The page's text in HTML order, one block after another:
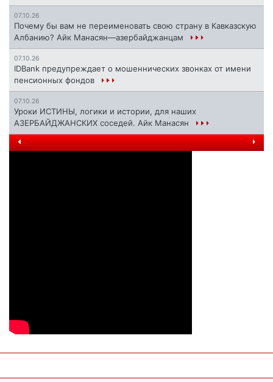
07.10.26
Почему бы вам не переименовать свою страну в Кавказскую
Албанию? Айк Манасян—азербайджанцам
07.10.26
IDBank предупреждает о мошеннических звонках от имени
пенсионных фондов
07.10.26
Уроки ИСТИНЫ, логики и истории, для наших
АЗЕРБАЙДЖАНСКИХ соседей. Айк Манасян